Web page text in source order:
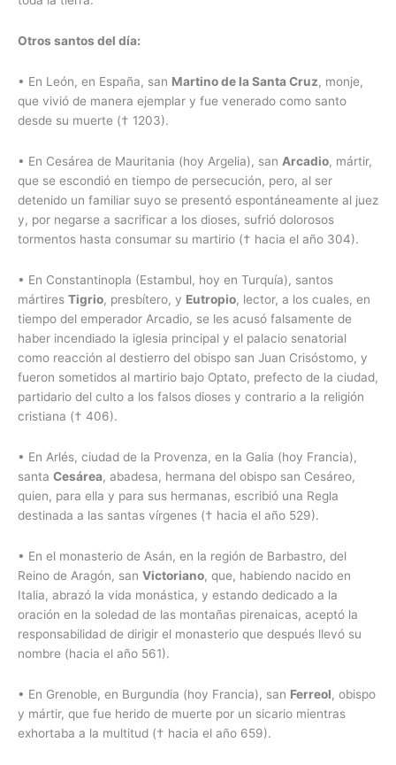
Otros santos del día:
• En León, en España, san Martino de la Santa Cruz, monje,
que vivió de manera ejemplar y fue venerado como santo
desde su muerte († 1203).
• En Cesárea de Mauritania (hoy Argelia), san Arcadio, mártir,
que se escondió en tiempo de persecución, pero, al ser
detenido un familiar suyo se presentó espontáneamente al juez
y, por negarse a sacrificar a los dioses, sufrió dolorosos
tormentos hasta consumar su martirio († hacia el año 304).
• En Constantinopla (Estambul, hoy en Turquía), santos
mártires Tigrio, presbítero, y Eutropio, lector, a los cuales, en
tiempo del emperador Arcadio, se les acusó falsamente de
haber incendiado la iglesia principal y el palacio senatorial
como reacción al destierro del obispo san Juan Crisóstomo, y
fueron sometidos al martirio bajo Optato, prefecto de la ciudad,
partidario del culto a los falsos dioses y contrario a la religión
cristiana († 406).
• En Arlés, ciudad de la Provenza, en la Galia (hoy Francia),
santa Cesárea, abadesa, hermana del obispo san Cesáreo,
quien, para ella y para sus hermanas, escribió una Regla
destinada a las santas vírgenes († hacia el año 529).
• En el monasterio de Asán, en la región de Barbastro, del
Reino de Aragón, san Victoriano, que, habiendo nacido en
Italia, abrazó la vida monástica, y estando dedicado a la
oración en la soledad de las montañas pirenaicas, aceptó la
responsabilidad de dirigir el monasterio que después llevó su
nombre (hacia el año 561).
• En Grenoble, en Burgundia (hoy Francia), san Ferreol, obispo
y mártir, que fue herido de muerte por un sicario mientras
exhortaba a la multitud († hacia el año 659).